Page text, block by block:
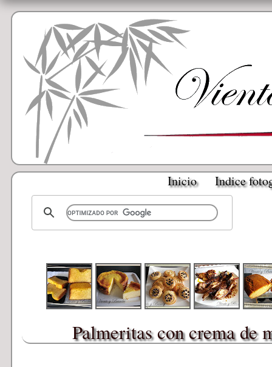
Inicio Indice
Palmeritas con crema de